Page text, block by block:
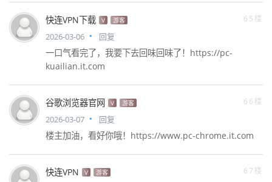
快连VPN下载 V 游客 65楼
2026-03-06 回复
一口气看完了，我要下去回味回味了！https://pc-
kuailian.it.com
谷歌浏览器官网 V 游客 66楼
2026-03-07 回复
楼主加油，看好你哦！https://www.pc-chrome.it.com
快连VPN V 游客 67楼